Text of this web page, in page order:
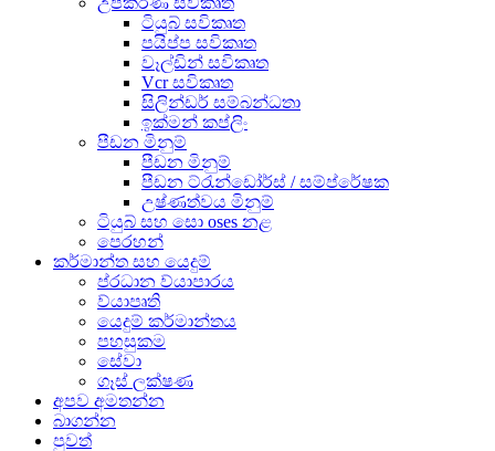
ටියුබ් සවිකෘත
පයිප්ප සවිකෘත
වෑල්ඩින් සවිකෘත
Vcr සවිකෘත
සිලින්ඩර් සම්බන්ධතා
ඉක්මන් කප්ලිං
පීඩන මිනුම්
පීඩන මිනුම්
පීඩන ට්රැන්ඩෝර්ස් / සම්ප්රේෂක
උෂ්ණත්වය මිනුම්
ටියුබ් සහ සො oses නළ
පෙරහන්
කර්මාන්ත සහ යෙදුම්
ප්රධාන ව්යාපාරය
ව්යාපෘති
යෙදුම් කර්මාන්තය
පහසුකම
සේවා
ගෑස් ලක්ෂණ
අපව අමතන්න
බාගන්න
පුවත්